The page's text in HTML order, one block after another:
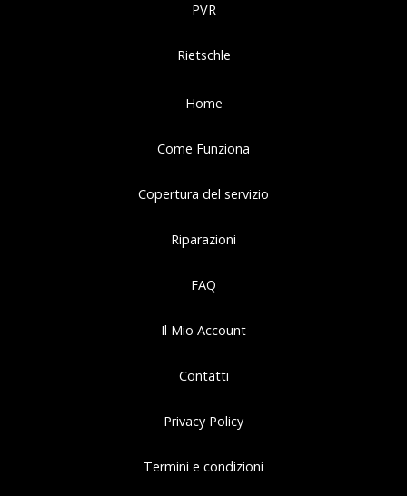
PVR
Rietschle
Home
Come Funziona
Copertura del servizio
Riparazioni
FAQ
Il Mio Account
Contatti
Privacy Policy
Termini e condizioni